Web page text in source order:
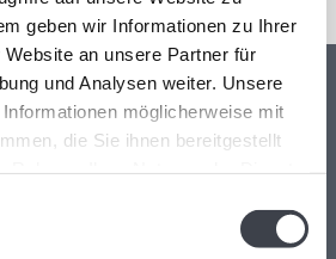
geben wir Informationen zu Ihrer
an unsere Partner für
und Analysen weiter. Unsere
möglicherweise mit
die Sie ihnen bereitgestellt
Glas Leerdam
willkommen! Geöffnet Mittwoch bis